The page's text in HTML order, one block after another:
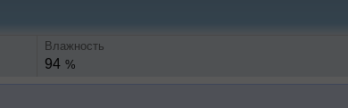
Влажность
94 %